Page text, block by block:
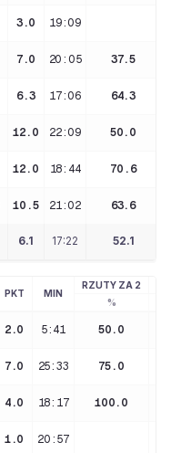
3.0 19:09
7.0 20:05 37.5
6.3 17:06 64.3
12.0 22:09 50.0
12.0 18:44 70.6
10.5 21:02 63.6
6.1 17:22 52.1
PKT MIN
RZUTY ZA 2
%
2.0 5:41 50.0
7.0 25:33 75.0
4.0 18:17 100.0
1.0 20:57